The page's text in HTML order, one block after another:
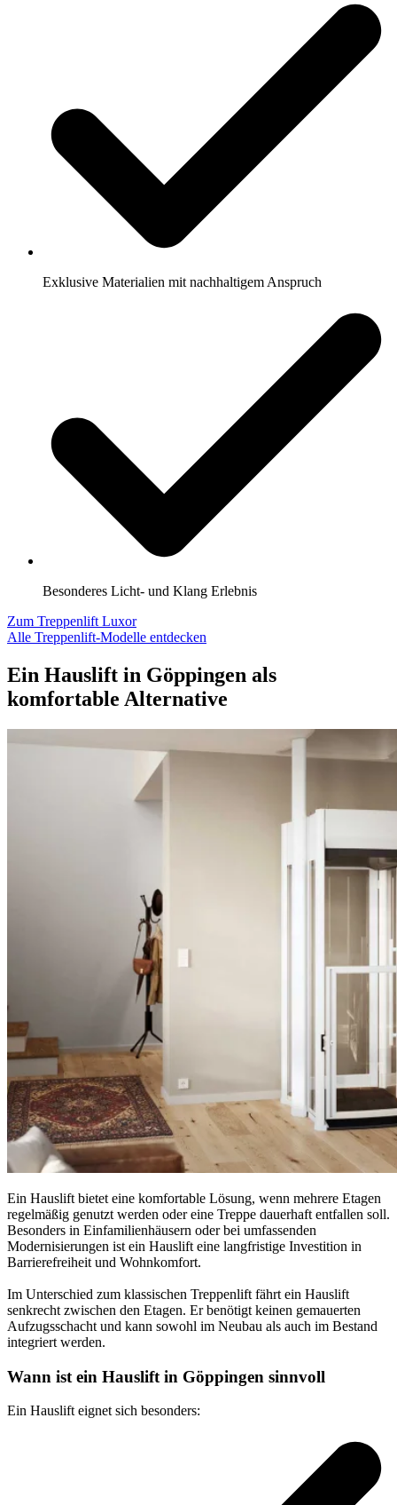
Exklusive Materialien mit nachhaltigem Anspruch
Besonderes Licht- und Klang Erlebnis
Zum Treppenlift Luxor
Alle Treppenlift-Modelle entdecken
Ein Hauslift in Göppingen als
komfortable Alternative
Ein Hauslift bietet eine komfortable Lösung, wenn mehrere Etagen
regelmäßig genutzt werden oder eine Treppe dauerhaft entfallen soll.
Besonders in Einfamilienhäusern oder bei umfassenden
Modernisierungen ist ein Hauslift eine langfristige Investition in
Barrierefreiheit und Wohnkomfort.
Im Unterschied zum klassischen Treppenlift fährt ein Hauslift
senkrecht zwischen den Etagen. Er benötigt keinen gemauerten
Aufzugsschacht und kann sowohl im Neubau als auch im Bestand
integriert werden.
Wann ist ein Hauslift in Göppingen sinnvoll
Ein Hauslift eignet sich besonders: